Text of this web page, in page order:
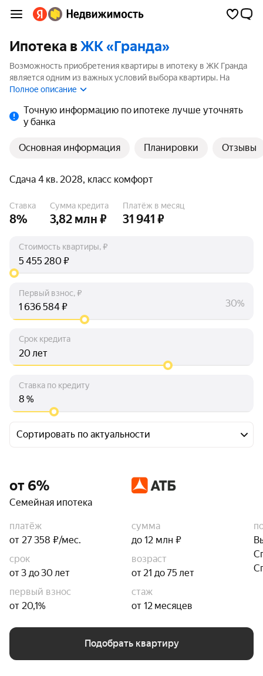
Ипотека вЖК «Гранда»
Возможность приобретения квартиры в ипотеку в ЖК Гранда
является одним из важных условий выбора квартиры. На
странице мы собрали программы кредитования банков для
Полное описание
Точную информацию по ипотеке лучше уточнять
у банка
Основная информация Планировки Отзывы
Сдача 4 кв. 2028, класс комфорт
Ставка
8%
Сумма кредита
3,82 млн ₽
Платёж в месяц
31 941 ₽
Стоимость квартиры, ₽
₽
Первый взнос, ₽
₽ 30%
Срок кредита
лет
Ставка по кредиту
%
Сортировать по актуальности
от 6%
Семейная ипотека
платёж
от 27 358 ₽/мес.
сумма
до 12 млн ₽
срок
от 3 до 30 лет
возраст
от 21 до 75 лет
первый взнос
от 20,1%
стаж
от 12 месяцев
Подобрать квартиру